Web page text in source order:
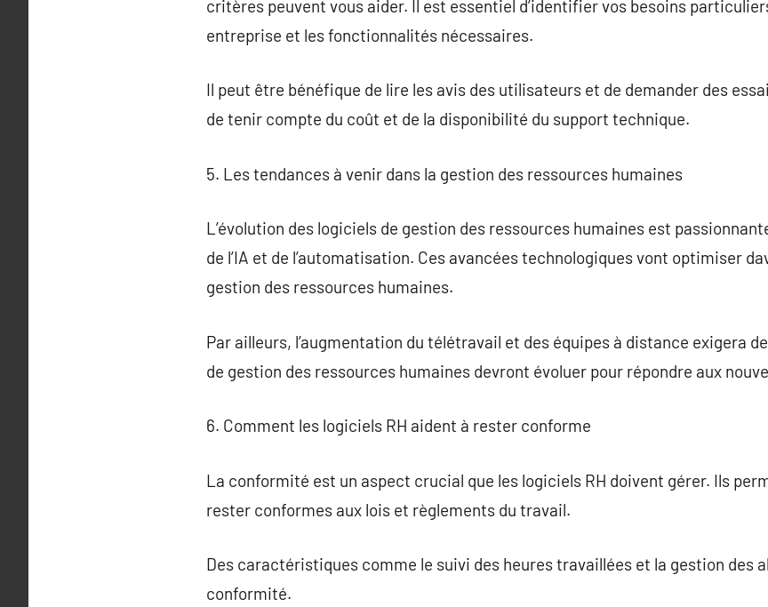
critères peuvent vous aider. Il est essentiel d’identifier vos besoins
entreprise et les fonctionnalités nécessaires.
Il peut être bénéfique de lire les avis des utilisateurs et de demander des
de tenir compte du coût et de la disponibilité du support technique.
5. Les tendances à venir dans la gestion des ressources humaines
L’évolution des logiciels de gestion des ressources humaines est
de l’IA et de l’automatisation. Ces avancées technologiques vont optimiser
gestion des ressources humaines.
Par ailleurs, l’augmentation du télétravail et des équipes à distance exigera
de gestion des ressources humaines devront évoluer pour répondre aux
6. Comment les logiciels RH aident à rester conforme
La conformité est un aspect crucial que les logiciels RH doivent gérer. Ils
rester conformes aux lois et règlements du travail.
Des caractéristiques comme le suivi des heures travaillées et la gestion des
conformité.